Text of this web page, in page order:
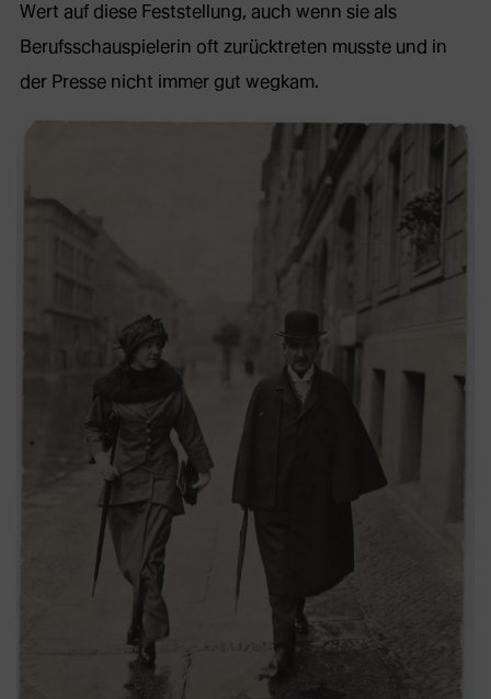
Wert auf diese Feststellung, auch wenn sie als
Berufsschauspielerin oft zurücktreten musste und in
der Presse nicht immer gut wegkam.